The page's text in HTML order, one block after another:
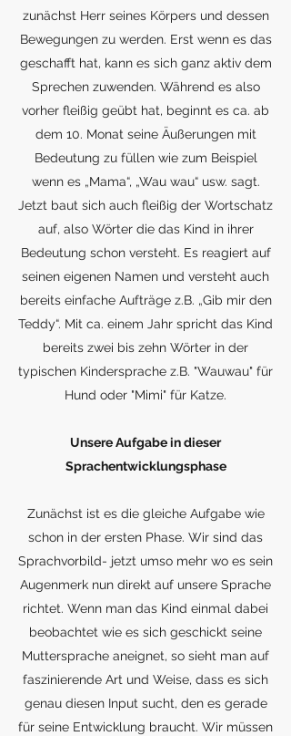
zunächst Herr seines Körpers und dessen
Bewegungen zu werden. Erst wenn es das
geschafft hat, kann es sich ganz aktiv dem
Sprechen zuwenden. Während es also
vorher fleißig geübt hat, beginnt es ca. ab
dem 10. Monat seine Äußerungen mit
Bedeutung zu füllen wie zum Beispiel
wenn es „Mama“, „Wau wau“ usw. sagt.
Jetzt baut sich auch fleißig der Wortschatz
auf, also Wörter die das Kind in ihrer
Bedeutung schon versteht. Es reagiert auf
seinen eigenen Namen und versteht auch
bereits einfache Aufträge z.B. „Gib mir den
Teddy“. Mit ca. einem Jahr spricht das Kind
bereits zwei bis zehn Wörter in der
typischen Kindersprache z.B. "Wauwau" für
Hund oder "Mimi" für Katze.
Unsere Aufgabe in dieser
Sprachentwicklungsphase
Zunächst ist es die gleiche Aufgabe wie
schon in der ersten Phase. Wir sind das
Sprachvorbild- jetzt umso mehr wo es sein
Augenmerk nun direkt auf unsere Sprache
richtet. Wenn man das Kind einmal dabei
beobachtet wie es sich geschickt seine
Muttersprache aneignet, so sieht man auf
faszinierende Art und Weise, dass es sich
genau diesen Input sucht, den es gerade
für seine Entwicklung braucht. Wir müssen